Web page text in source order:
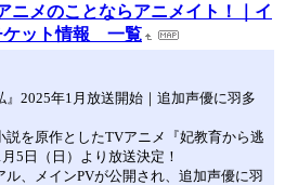
ニメのことならアニメイト！｜イ
ケット情報 一覧
』2025年1月放送開始｜追加声優に羽多
説を原作としたTVアニメ『妃教育から逃
5日（日）より放送決定！
、メインPVが公開され、追加声優に羽